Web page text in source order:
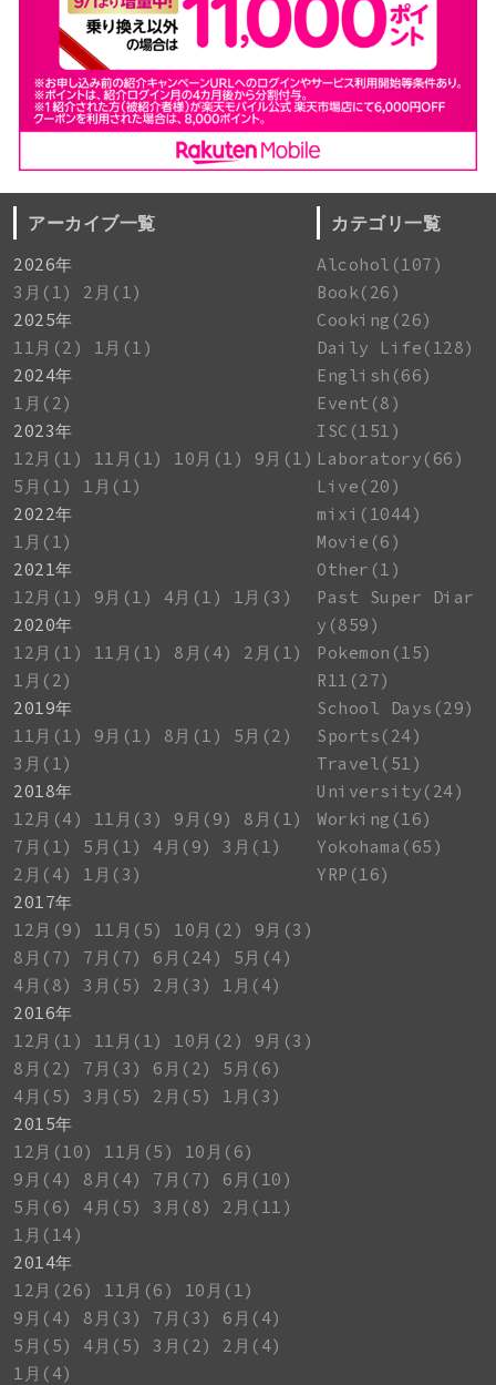
アーカイブ一覧
2026年
3月(1)
2月(1)
2025年
11月(2)
1月(1)
2024年
1月(2)
2023年
12月(1)
11月(1) 10月(1)
9月(1)
5月(1)
1月(1)
2022年
1月(1)
2021年
12月(1)
9月(1) 4月(1)
1月(3)
2020年
12月(1)
11月(1) 8月(4)
2月(1)
1月(2)
2019年
11月(1)
9月(1) 8月(1)
5月(2)
3月(1)
2018年
12月(4)
11月(3) 9月(9)
8月(1)
7月(1)
5月(1) 4月(9)
3月(1)
2月(4)
1月(3)
2017年
12月(9)
11月(5) 10月(2)
9月(3)
8月(7)
7月(7) 6月(24)
5月(4)
4月(8)
3月(5) 2月(3)
1月(4)
2016年
12月(1)
11月(1) 10月(2)
9月(3)
8月(2)
7月(3) 6月(2)
5月(6)
4月(5)
3月(5) 2月(5)
1月(3)
2015年
12月(10)
11月(5)
10月(6)
9月(4)
8月(4) 7月(7)
6月(10)
5月(6)
4月(5) 3月(8)
2月(11)
1月(14)
2014年
12月(26)
11月(6)
10月(1)
9月(4)
8月(3) 7月(3)
6月(4)
5月(5)
4月(5) 3月(2)
2月(4)
1月(4)
カテゴリ一覧
Alcohol(107)
Book(26)
Cooking(26)
Daily Life(128)
English(66)
Event(8)
ISC(151)
Laboratory(66)
Live(20)
mixi(1044)
Movie(6)
Other(1)
Past Super Diar
y(859)
Pokemon(15)
R11(27)
School Days(29)
Sports(24)
Travel(51)
University(24)
Working(16)
Yokohama(65)
YRP(16)